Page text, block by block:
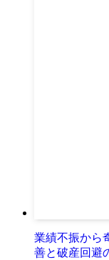
業績不振から
善と破産回避